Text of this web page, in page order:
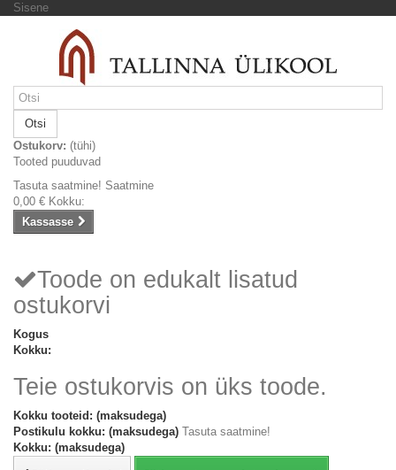
Sisene
Otsi
Ostukorv: (tühi)
Tooted puuduvad
Tasuta saatmine! Saatmine
0,00 € Kokku:
Kassasse
Toode on edukalt lisatud
ostukorvi
Kogus
Kokku:
Teie ostukorvis on üks toode.
Kokku tooteid: (maksudega)
Postikulu kokku: (maksudega) Tasuta saatmine!
Kokku: (maksudega)